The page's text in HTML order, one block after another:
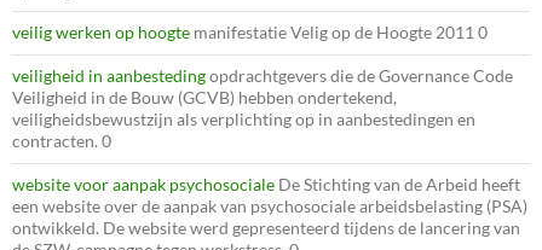
veilig werken op hoogte manifestatie Velig op de Hoogte 2011 0
veiligheid in aanbestedingopdrachtgevers die de Governance Code
Veiligheid in de Bouw (GCVB) hebben ondertekend,
veiligheidsbewustzijn als verplichting op in aanbestedingen en
contracten. 0
website voor aanpak psychosociale De Stichting van de Arbeid heeft
een website over de aanpak van psychosociale arbeidsbelasting (PSA)
ontwikkeld. De website werd gepresenteerd tijdens de lancering van